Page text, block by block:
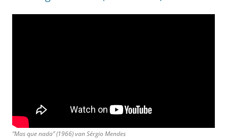
“Mas que nada” (1966) van Sérgio Mendes